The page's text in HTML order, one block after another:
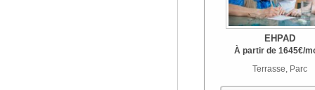
EHPAD
À partir de 1645€/
Terrasse, Parc